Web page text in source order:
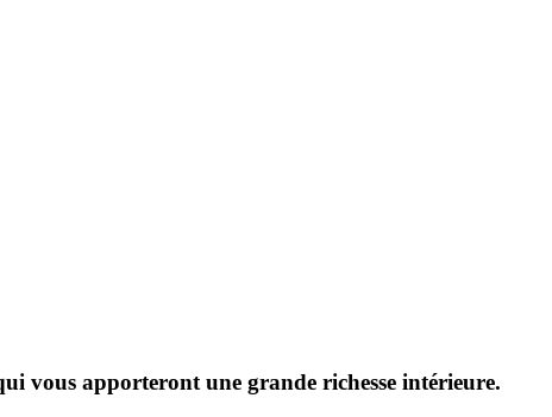
vous apporteront une grande richesse intérieure.